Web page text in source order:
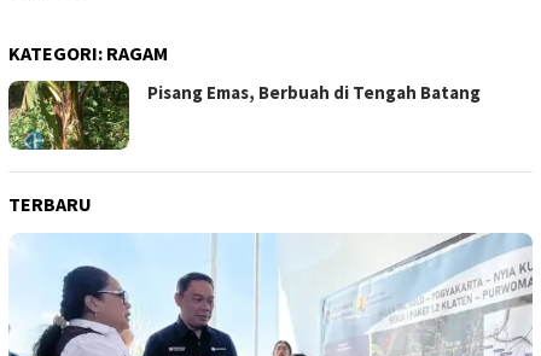
KATEGORI: RAGAM
Pisang Emas, Berbuah di Tengah Batang
TERBARU